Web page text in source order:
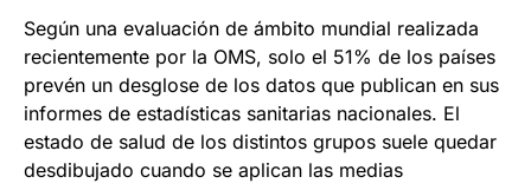
Según una evaluación de ámbito mundial realizada
recientemente por la OMS, solo el 51% de los países
prevén un desglose de los datos que publican en sus
informes de estadísticas sanitarias nacionales. El
estado de salud de los distintos grupos suele quedar
desdibujado cuando se aplican las medias